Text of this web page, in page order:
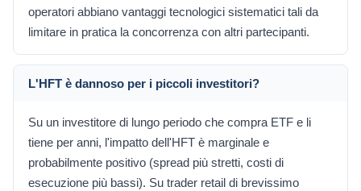
operatori abbiano vantaggi tecnologici sistematici tali da
limitare in pratica la concorrenza con altri partecipanti.
L'HFT è dannoso per i piccoli investitori?
Su un investitore di lungo periodo che compra ETF e li
tiene per anni, l'impatto dell'HFT è marginale e
probabilmente positivo (spread più stretti, costi di
esecuzione più bassi). Su trader retail di brevissimo